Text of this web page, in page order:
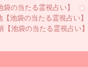
袋の当たる霊視占い】
池袋の当たる霊視占い】
【池袋の当たる霊視占い】